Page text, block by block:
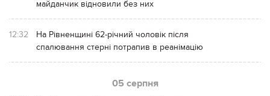
майданчик відновили без них
12:32
На Рівненщині 62-річний чоловік після
спалювання стерні потрапив в реанімацію
05 серпня